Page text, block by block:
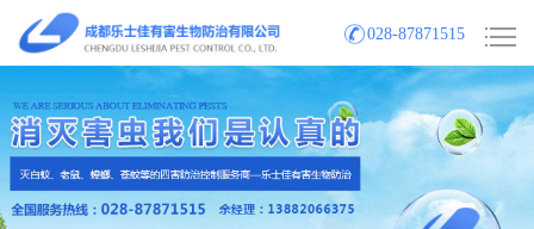
028-87871515